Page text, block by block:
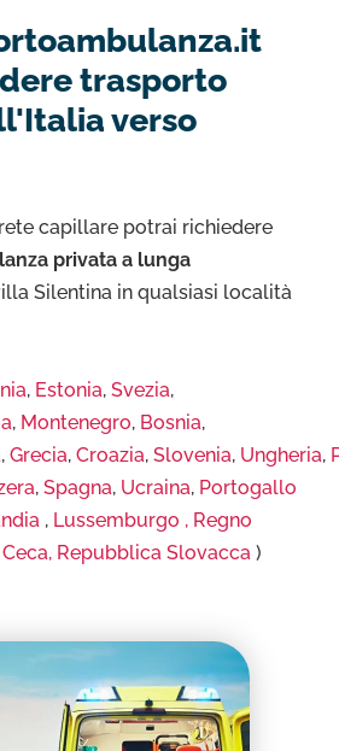
trasporto
verso
capillare potrai richiedere
privata a lunga
Silentina in qualsiasi località
, Estonia, Svezia,
, Montenegro, Bosnia,
, Grecia, Croazia, Slovenia, Ungheria,
, Spagna, Ucraina, Portogallo
, Lussemburgo , Regno
Repubblica Slovacca )